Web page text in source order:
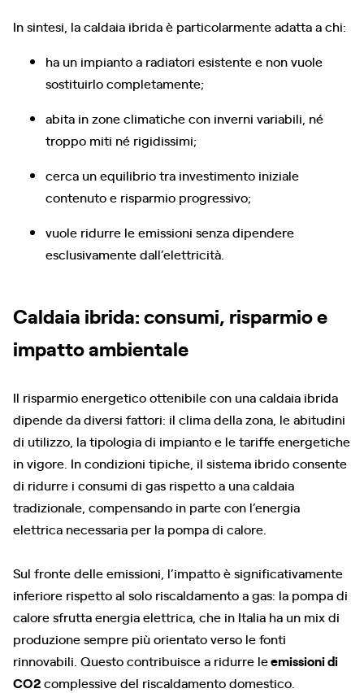
In sintesi, la caldaia ibrida è particolarmente adatta a chi:
ha un impianto a radiatori esistente e non vuole
sostituirlo completamente;
abita in zone climatiche con inverni variabili, né
troppo miti né rigidissimi;
cerca un equilibrio tra investimento iniziale
contenuto e risparmio progressivo;
vuole ridurre le emissioni senza dipendere
esclusivamente dall’elettricità.
Caldaia ibrida: consumi, risparmio e
impatto ambientale
Il risparmio energetico ottenibile con una caldaia ibrida
dipende da diversi fattori: il clima della zona, le abitudini
di utilizzo, la tipologia di impianto e le tariffe energetiche
in vigore. In condizioni tipiche, il sistema ibrido consente
di ridurre i consumi di gas rispetto a una caldaia
tradizionale, compensando in parte con l’energia
elettrica necessaria per la pompa di calore.
Sul fronte delle emissioni, l’impatto è significativamente
inferiore rispetto al solo riscaldamento a gas: la pompa di
calore sfrutta energia elettrica, che in Italia ha un mix di
produzione sempre più orientato verso le fonti
rinnovabili. Questo contribuisce a ridurre leemissioni di
CO2complessive del riscaldamento domestico.